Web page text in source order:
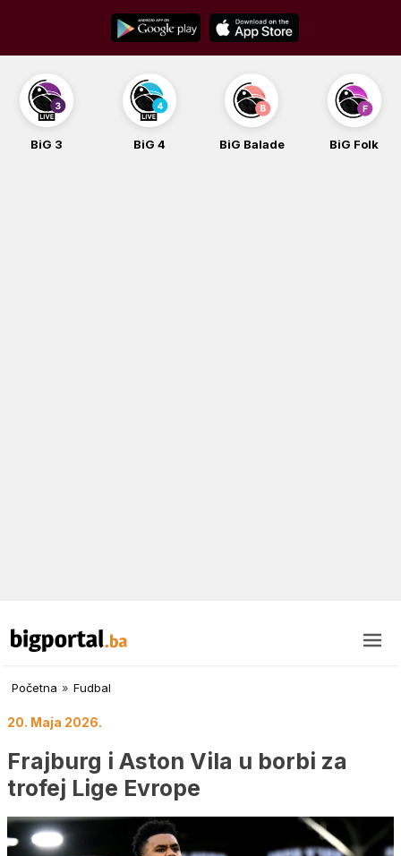
content
BiG 4 BiG Balade BiG Folk BiG iG
Početna » Fudbal
20. Maja 2026.
Frajburg i Aston Vila u borbi za
trofej Lige Evrope